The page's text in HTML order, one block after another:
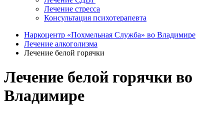
Лечение стресса
Консультация психотерапевта
Наркоцентр «Похмельная Служба» во Владимире
Лечение алкоголизма
Лечение белой горячки
Лечение белой горячки во
Владимире